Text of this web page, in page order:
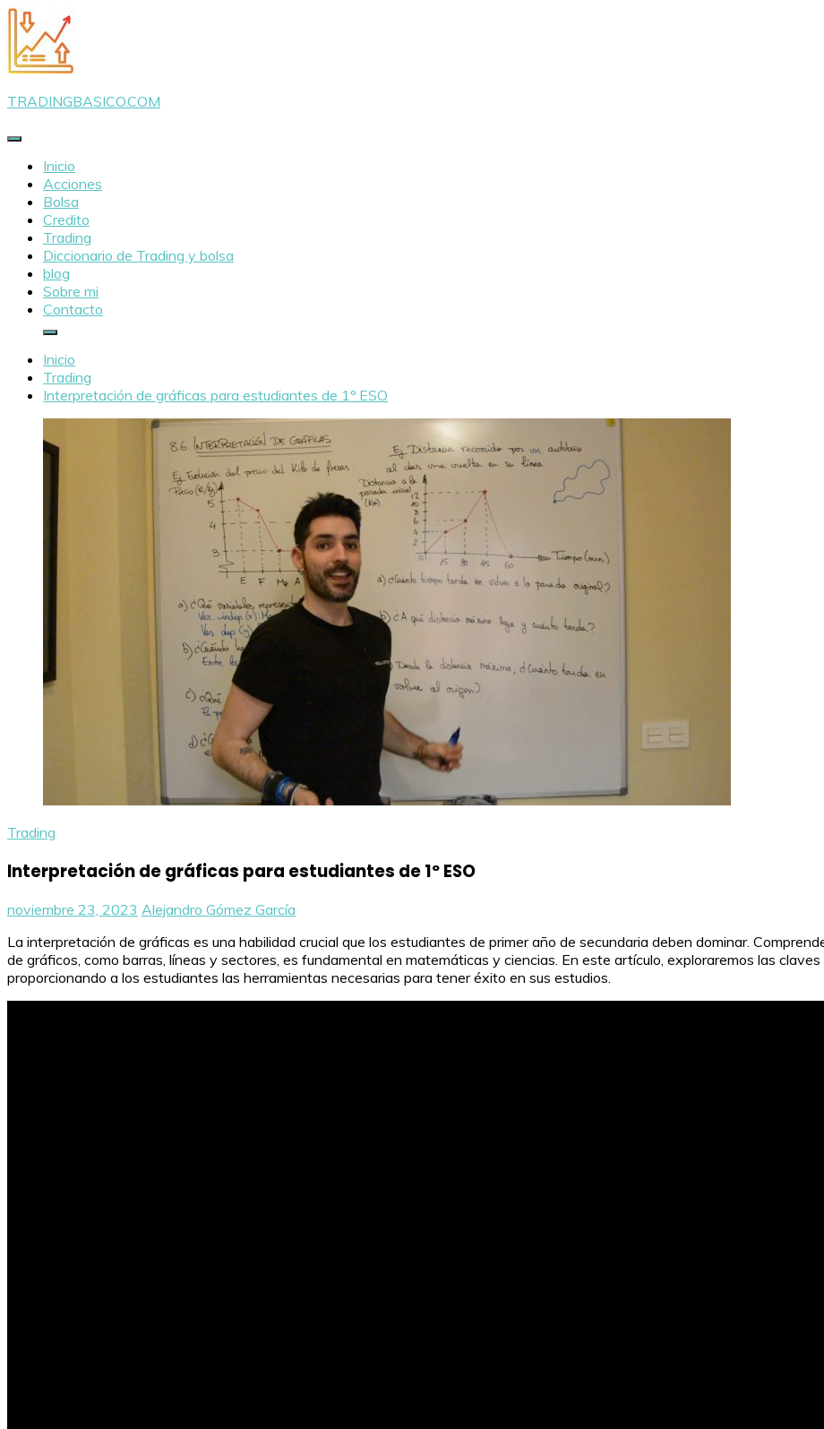
Saltar
al
contenido
TRADINGBASICO.COM
Inicio
Acciones
Bolsa
Credito
Trading
Diccionario de Trading y bolsa
blog
Sobre mi
Contacto
Inicio
Trading
Interpretación de gráficas para estudiantes de 1º ESO
Trading
Interpretación de gráficas para estudiantes de 1º ESO
noviembre 23, 2023 Alejandro Gómez García
La interpretación de gráficas es una habilidad crucial que los estudiantes de primer año de secundaria deben dominar.
de gráficos, como barras, líneas y sectores, es fundamental en matemáticas y ciencias. En este artículo, exploraremos las
proporcionando a los estudiantes las herramientas necesarias para tener éxito en sus estudios.